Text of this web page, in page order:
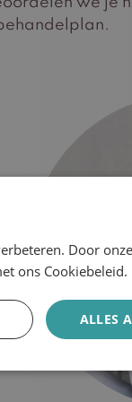
Door
ons Cookiebeleid.
ALLES